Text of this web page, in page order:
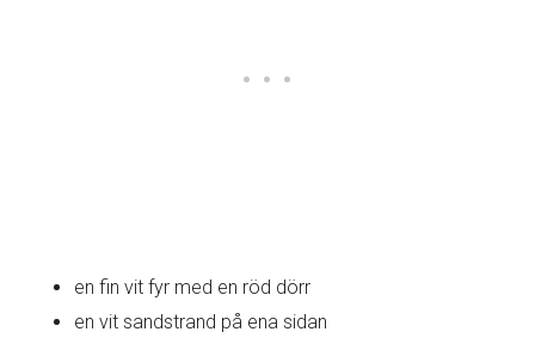
en fin vit fyr med en röd dörr
en vit sandstrand på ena sidan